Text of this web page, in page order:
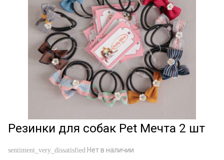
Резинки для собак Pet Мечта 2 шт
sentiment_very_dissatisfied Нет в наличии